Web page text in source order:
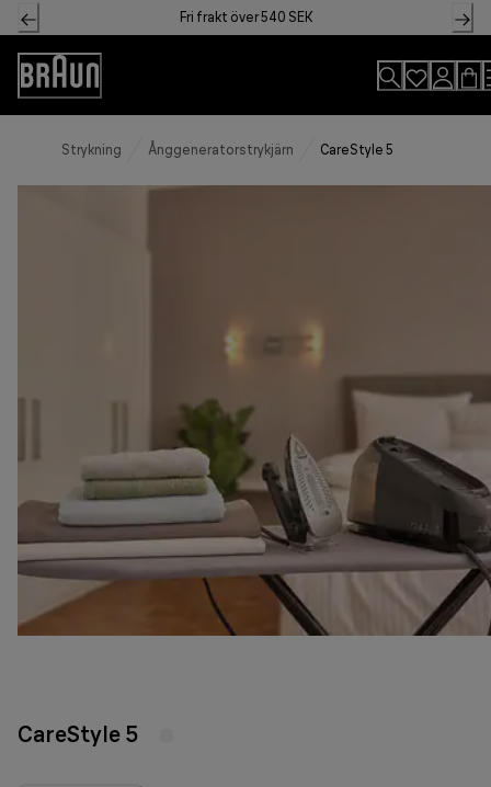
Skip
to
Content
Fri frakt över 540 SEK
Accessibility
Statement
Strykning Ånggeneratorstrykjärn CareStyle 5
CareStyle 5